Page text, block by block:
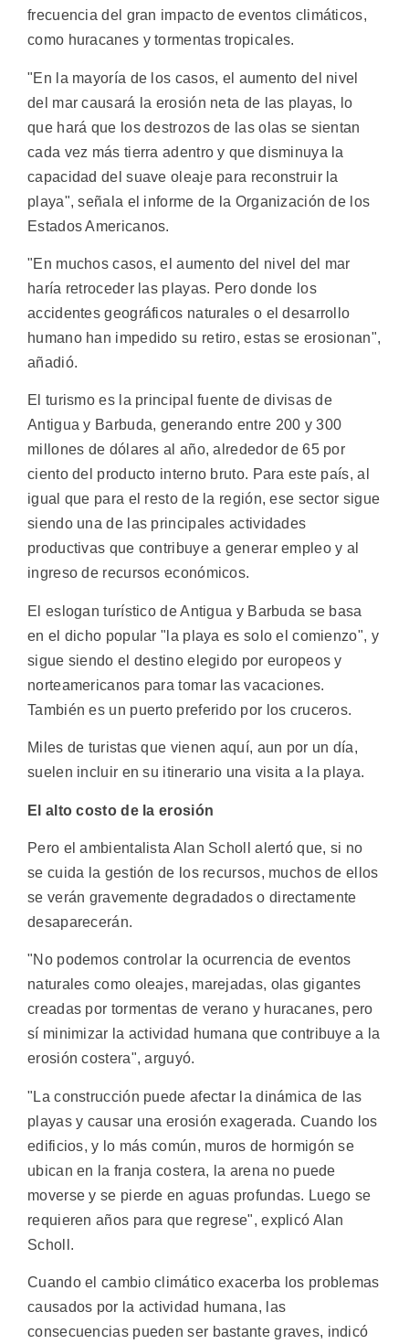
frecuencia del gran impacto de eventos climáticos,
como huracanes y tormentas tropicales.
"En la mayoría de los casos, el aumento del nivel
del mar causará la erosión neta de las playas, lo
que hará que los destrozos de las olas se sientan
cada vez más tierra adentro y que disminuya la
capacidad del suave oleaje para reconstruir la
playa", señala el informe de la Organización de los
Estados Americanos.
"En muchos casos, el aumento del nivel del mar
haría retroceder las playas. Pero donde los
accidentes geográficos naturales o el desarrollo
humano han impedido su retiro, estas se erosionan",
añadió.
El turismo es la principal fuente de divisas de
Antigua y Barbuda, generando entre 200 y 300
millones de dólares al año, alrededor de 65 por
ciento del producto interno bruto. Para este país, al
igual que para el resto de la región, ese sector sigue
siendo una de las principales actividades
productivas que contribuye a generar empleo y al
ingreso de recursos económicos.
El eslogan turístico de Antigua y Barbuda se basa
en el dicho popular "la playa es solo el comienzo", y
sigue siendo el destino elegido por europeos y
norteamericanos para tomar las vacaciones.
También es un puerto preferido por los cruceros.
Miles de turistas que vienen aquí, aun por un día,
suelen incluir en su itinerario una visita a la playa.
El alto costo de la erosión
Pero el ambientalista Alan Scholl alertó que, si no
se cuida la gestión de los recursos, muchos de ellos
se verán gravemente degradados o directamente
desaparecerán.
"No podemos controlar la ocurrencia de eventos
naturales como oleajes, marejadas, olas gigantes
creadas por tormentas de verano y huracanes, pero
sí minimizar la actividad humana que contribuye a la
erosión costera", arguyó.
"La construcción puede afectar la dinámica de las
playas y causar una erosión exagerada. Cuando los
edificios, y lo más común, muros de hormigón se
ubican en la franja costera, la arena no puede
moverse y se pierde en aguas profundas. Luego se
requieren años para que regrese", explicó Alan
Scholl.
Cuando el cambio climático exacerba los problemas
causados por la actividad humana, las
consecuencias pueden ser bastante graves, indicó